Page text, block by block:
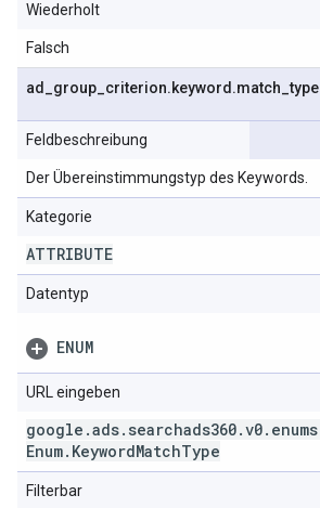
Wiederholt
Falsch
ad group criterion.keyword .match _type
Feldbeschreibung
Der Übereinstimmungstyp des Keywords.
Kategorie
ATTRIBUTE
Datentyp
ENUM
URL eingeben
google .ads. searchads360.v0. enums
Enum. KeywordMatchType
Filterbar